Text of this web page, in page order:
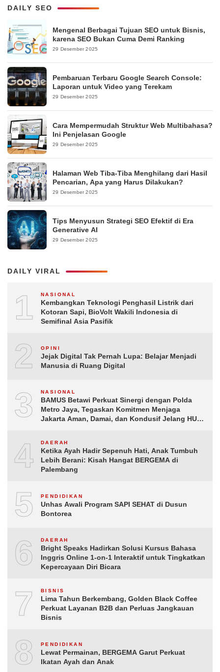
DAILY SEO
Mengenal Berbagai Tujuan SEO untuk Bisnis,
karena SEO Bukan Cuma Demi Ranking
29 Desember 2025
Pembaruan Terbaru Google Search Console:
Laporan untuk Video yang Terekam
29 Desember 2025
Cara Mempermudah Struktur Web Multibahasa?
Ini Penjelasan Google
29 Desember 2025
Halaman Web Tiba-Tiba Menghilang dari Hasil
Pencarian, Apa yang Harus Dilakukan?
29 Desember 2025
Tips Menyusun Strategi SEO Efektif di Era
Generative AI
29 Desember 2025
DAILY VIRAL
1 NASIONAL
Kembangkan Teknologi Penghasil Listrik dari
Kotoran Sapi, BioVolt Wakili Indonesia di
Semifinal Asia Pasifik
2 OPINI
Jejak Digital Tak Pernah Lupa: Belajar Menjadi
Manusia di Ruang Digital
3 NASIONAL
BAMUS Betawi Perkuat Sinergi dengan Polda
Metro Jaya, Tegaskan Komitmen Menjaga
Jakarta Aman, Damai, dan Kondusif Jelang HUT
4 DAERAH
Ketika Ayah Hadir Sepenuh Hati, Anak Tumbuh
Lebih Berani: Kisah Hangat BERGEMA di
Palembang
5 PENDIDIKAN
Unhas Awali Program SAPI SEHAT di Dusun
Bontorea
6 DAERAH
Bright Speaks Hadirkan Solusi Kursus Bahasa
Inggris Online 1-on-1 Interaktif untuk Tingkatkan
Kepercayaan Diri Bicara
7 BISNIS
Lima Tahun Berkembang, Golden Black Coffee
Perkuat Layanan B2B dan Perluas Jangkauan
Bisnis
8 PENDIDIKAN
Lewat Permainan, BERGEMA Garut Perkuat
Ikatan Ayah dan Anak